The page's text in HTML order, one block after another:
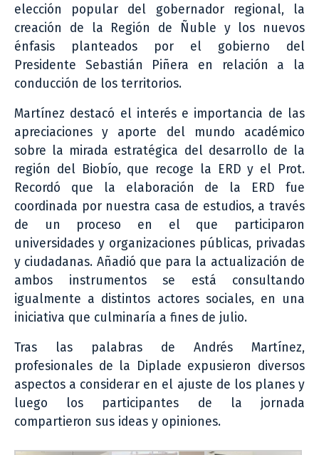
elección popular del gobernador regional, la
creación de la Región de Ñuble y los nuevos
énfasis planteados por el gobierno del
Presidente Sebastián Piñera en relación a la
conducción de los territorios.
Martínez destacó el interés e importancia de las
apreciaciones y aporte del mundo académico
sobre la mirada estratégica del desarrollo de la
región del Biobío, que recoge la ERD y el Prot.
Recordó que la elaboración de la ERD fue
coordinada por nuestra casa de estudios, a través
de un proceso en el que participaron
universidades y organizaciones públicas, privadas
y ciudadanas. Añadió que para la actualización de
ambos instrumentos se está consultando
igualmente a distintos actores sociales, en una
iniciativa que culminaría a fines de julio.
Tras las palabras de Andrés Martínez,
profesionales de la Diplade expusieron diversos
aspectos a considerar en el ajuste de los planes y
luego los participantes de la jornada
compartieron sus ideas y opiniones.